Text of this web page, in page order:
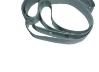
Schläuche & Felgen. 13″
Schläuche & Felgen. 14″